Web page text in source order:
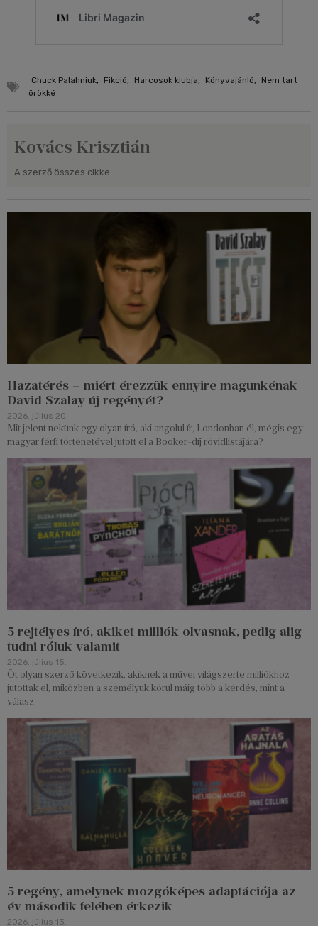
Chuck Palahniuk, Fikció, Harcosok klubja, Könyvajánló,
Nem tart
örökké
Kovács Krisztián
A szerző összes cikke
Hazatérés – miért érezzük ennyire magunkénak
David Szalay új regényét?
2026. július 20.
Mit jelent nekünk egy olyan író, aki angolul ír, Londonban él, mégis egy
magyar férfi történetével jutott el a Booker-díj rövidlistájára?
5 rejtélyes író, akiket milliók olvasnak, pedig alig
tudni róluk valamit
2026. július 15.
Öt olyan szerző következik, akiknek a művei világszerte milliókhoz
jutottak el, miközben a személyük körül máig több a kérdés, mint a
válasz.
5 regény, amelynek mozgóképes adaptációja az
év második felében érkezik
2026. július 13.